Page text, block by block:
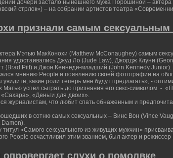
дочери застало нынешнего мужа Порошиной –
стрлок») – на собрании артистов театра
признали самым сексуальным
Мэтью МакКонохи (Matthew McConaughey) самым
удостаивались Джуд Ло (Jude Law), Джордж Клуни
(Brad Pitt) и Джон Кеннеди-младший (John Kennedy Junior).
мнению People и появлению своей фотографии на
какие роли теперь мне будут предлагать», -
успел сыграть до признания его секс-символом -
«Деньги для двоих».
журналистам, что любит спать обнаженным и
в сотню самых сексуальных – Винс Вон (Vince
Damon).
титул «Самого сексуального из живущих мужчин»
People осчастливил этим званием, был актер и
слухи о помолвке